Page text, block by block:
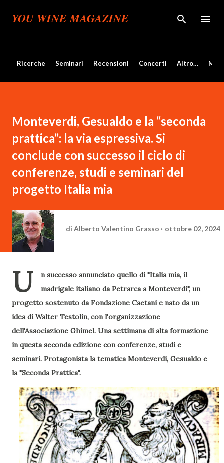
Passa ai contenuti principali
YOU WINE MAGAZINE
Ricerche Seminari Recensioni Concerti Altro…
Monteverdi, Gesualdo e la “seconda
prattica”: la via espressiva. Si
conclude con successo il ciclo di
conferenze, studi e seminari del
progetto Italia mia
di Alberto Valentino Grasso ottobre 02, 2024
U
n successo annunciato quello di "Italia mia, il
madrigale italiano da Petrarca a Monteverdi", un
progetto sostenuto da Fondazione Caetani e nato da un
idea di Walter Testolin, con l'organizzazione
dell'Associazione Ghimel. Una settimana di alta formazione
in questa seconda edizione con conferenze, studi e
seminari. Protagonista la tematica Monteverdi, Gesualdo e
la "Seconda Prattica".